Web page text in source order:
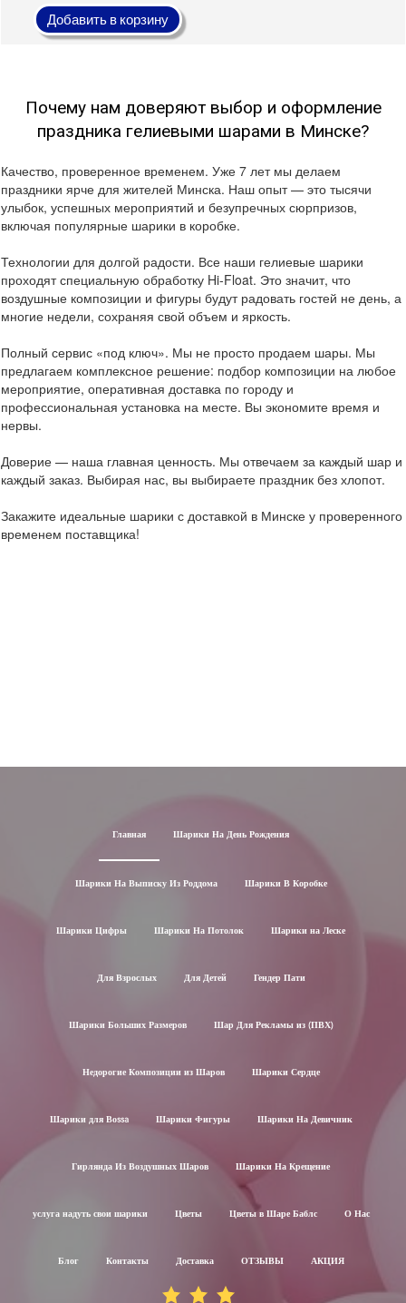
Добавить в корзину
Почему нам доверяют выбор и оформление
праздника гелиевыми шарами в Минске?
Качество, проверенное временем. Уже 7 лет мы делаем
праздники ярче для жителей Минска. Наш опыт — это тысячи
улыбок, успешных мероприятий и безупречных сюрпризов,
включая популярные шарики в коробке.
Технологии для долгой радости. Все наши гелиевые шарики
проходят специальную обработку Hi-Float. Это значит, что
воздушные композиции и фигуры будут радовать гостей не день, а
многие недели, сохраняя свой объем и яркость.
Полный сервис «под ключ». Мы не просто продаем шары. Мы
предлагаем комплексное решение: подбор композиции на любое
мероприятие, оперативная доставка по городу и
профессиональная установка на месте. Вы экономите время и
нервы.
Доверие — наша главная ценность. Мы отвечаем за каждый шар и
каждый заказ. Выбирая нас, вы выбираете праздник без хлопот.
Закажите идеальные шарики с доставкой в Минске у проверенного
временем поставщика!
Главная Шарики На День Рождения
Шарики На Выписку Из Роддома Шарики В Коробке
Шарики Цифры Шарики На Потолок Шарики на Леске
Для Взрослых Для Детей Гендер Пати
Шарики Больших Размеров Шар Для Рекламы из (ПВХ)
Недорогие Композиции из Шаров Шарики Сердце
Шарики для Воssa Шарики Фигуры Шарики На Девичник
Гирлянда Из Воздушных Шаров Шарики На Крещение
услуга надуть свои шарики Цветы Цветы в Шаре Баблс О Нас
Блог Контакты Доставка ОТЗЫВЫ АКЦИЯ